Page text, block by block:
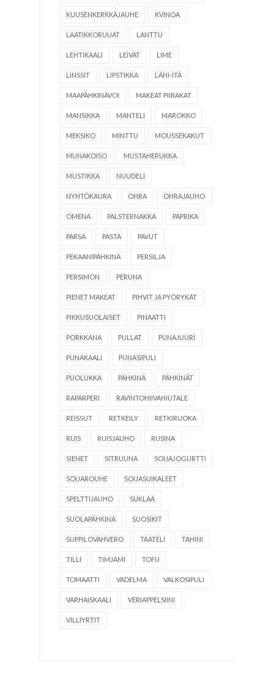
KUUSENKERKKÄJAUHE KVINOA
LAATIKKORUUAT LANTTU
LEHTIKAALI LEIVÄT LIME
LINSSIT LIPSTIKKA LÄHI-ITÄ
MAAPÄHKINÄVOI MAKEAT PIIRAKAT
MANSIKKA MANTELI MAROKKO
MEKSIKO MINTTU MOUSSEKAKUT
MUNAKOISO MUSTAHERUKKA
MUSTIKKA NUUDELI
NYHTÖKAURA OHRA OHRAJAUHO
OMENA PALSTERNAKKA PAPRIKA
PARSA PASTA PAVUT
PEKAANIPÄHKINÄ PERSILJA
PERSIMON PERUNA
PIENET MAKEAT PIHVIT JA PYÖRYKÄT
PIKKUSUOLAISET PINAATTI
PORKKANA PULLAT PUNAJUURI
PUNAKAALI PUNASIPULI
PUOLUKKA PÄHKINÄ PÄHKINÄT
RAPARPERI RAVINTOHIIVAHIUTALE
REISSUT RETKEILY RETKIRUOKA
RUIS RUISJAUHO RUSINA
SIENET SITRUUNA SOIJAJOGURTTI
SOIJAROUHE SOIJASUIKALEET
SPELTTIJAUHO SUKLAA
SUOLAPÄHKINÄ SUOSIKIT
SUPPILOVAHVERO TAATELI TAHINI
TILLI TIMJAMI TOFU
TOMAATTI VADELMA VALKOSIPULI
VARHAISKAALI VERIAPPELSIINI
VILLIYRTIT